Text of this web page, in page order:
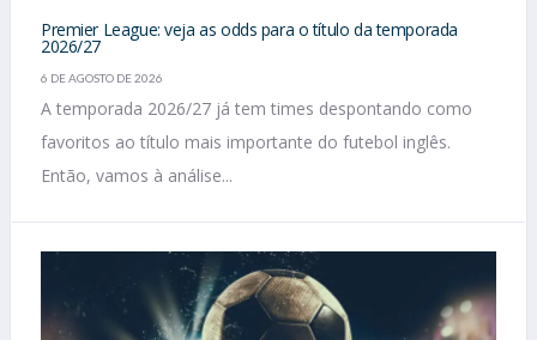
Premier League: veja as odds para o título da temporada
2026/27
6 DE AGOSTO DE 2026
A temporada 2026/27 já tem times despontando como
favoritos ao título mais importante do futebol inglês.
Então, vamos à análise...